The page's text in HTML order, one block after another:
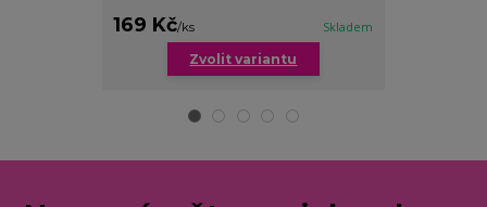
169 Kč/ks Skladem
Zvolit variantu